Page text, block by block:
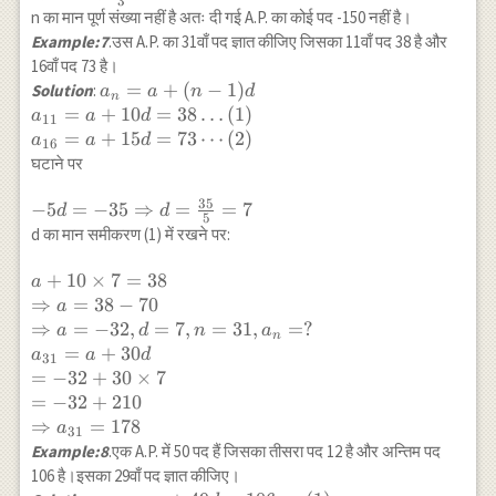
65 \times-
\frac{2}
{5}=n-1\\
\Rightarrow
n-1=26\\
\Rightarrow
n=26+1=27
\frac{-161}
{-3}=n-1 \\
\Rightarrow n-
1=53 \frac{2}
{3}\\
\Rightarrow
n=53 \frac{2}
{3}+1\\
n=54 \frac{2}
{3}
n का मान पूर्ण संख्या नहीं है अतः दी गई A.P. का कोई पद -150 नहीं है।
Example:7.उस A.P. का 31वाँ पद ज्ञात कीजिए जिसका 11वाँ पद 38 है और
16वाँ पद 73 है।
Solution: a_n=a+(n-1)
d \\
a_{11}=a+10
a_{16}=a+15
d=73 \cdots
an = a + (n − 1)d
a11 = a + 10d = 38… (1)
a16 = a + 15d = 73 ⋯ (2)
घटाने पर
-5 d=-35
\Rightarrow
{5} = 7
−5d = −35 ⇒ d = 5
35 = 7
d का मान समीकरण (1) में रखने पर:
a+10 \times 7=38
\\ \Rightarrow
a=38-70 \\
\Rightarrow
a=-32,
d=7,n=31,a_{n}=?
\\ a_{31}=a+30 d
\\ =-32+30 \times
7 \\ =-32+210 \\
\Rightarrow
a + 10 × 7 = 38
⇒ a = 38 − 70
⇒ a = −32, d = 7, n = 31, an =?
a31 = a + 30d
= −32 + 30 × 7
= −32 + 210
⇒ a31 = 178
Example:8.एक A.P. में 50 पद हैं जिसका तीसरा पद 12 है और अन्तिम पद
106 है।इसका 29वाँ पद ज्ञात कीजिए।